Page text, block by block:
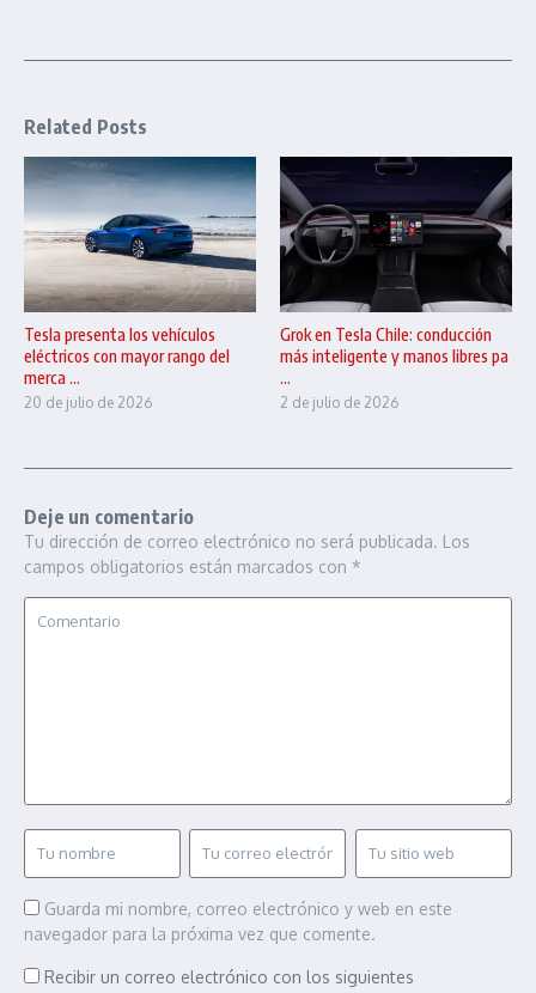
Related Posts
Tesla presenta los vehículos
eléctricos con mayor rango del
merca ...
20 de julio de 2026
Grok en Tesla Chile: conducción
más inteligente y manos libres pa
...
2 de julio de 2026
Deje un comentario
Tu dirección de correo electrónico no será publicada. Los
campos obligatorios están marcados con *
Guarda mi nombre, correo electrónico y web en este
navegador para la próxima vez que comente.
Recibir un correo electrónico con los siguientes